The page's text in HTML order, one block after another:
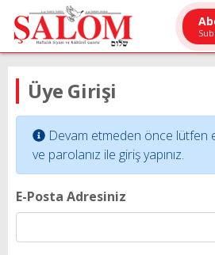
Üye Girişi
Devam etmeden önce lütfen
ve parolanız ile giriş yapınız.
E-Posta Adresiniz